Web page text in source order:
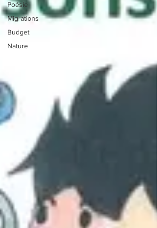
Poésie
Migrations
Budget
Nature